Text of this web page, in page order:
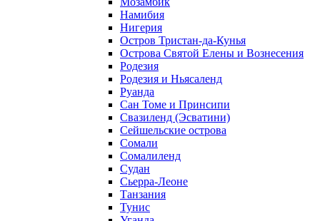
Намибия
Нигерия
Остров Тристан-да-Кунья
Острова Святой Елены и Вознесения
Родезия
Родезия и Ньясаленд
Руанда
Сан Томе и Принсипи
Свазиленд (Эсватини)
Сейшельские острова
Сомали
Сомалиленд
Судан
Сьерра-Леоне
Танзания
Тунис